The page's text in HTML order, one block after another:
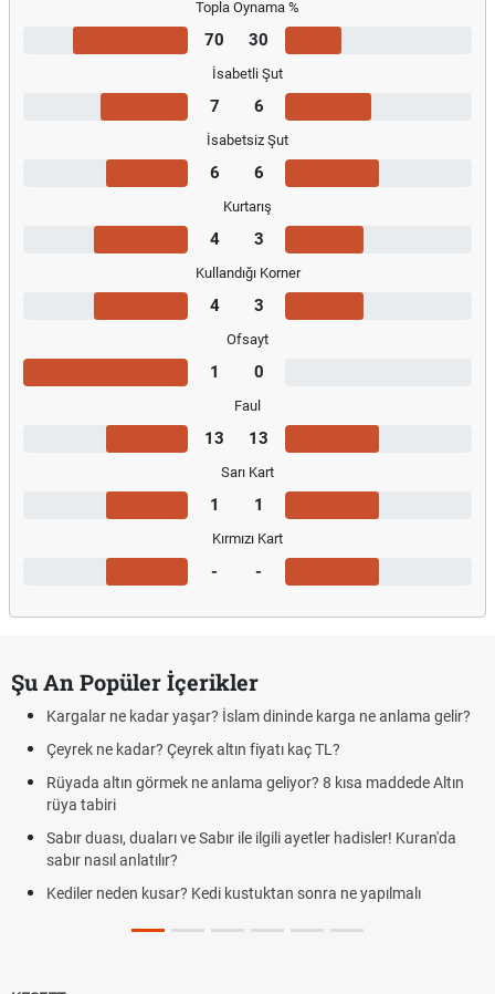
Topla Oynama %
70 30
İsabetli Şut
7 6
İsabetsiz Şut
6 6
Kurtarış
4 3
Kullandığı Korner
4 3
Ofsayt
1 0
Faul
13 13
Sarı Kart
1 1
Kırmızı Kart
- -
Şu An Popüler İçerikler
Kargalar ne kadar yaşar? İslam dininde karga ne anlama gelir?
Çeyrek ne kadar? Çeyrek altın fiyatı kaç TL?
Rüyada altın görmek ne anlama geliyor? 8 kısa maddede Altın
rüya tabiri
Sabır duası, duaları ve Sabır ile ilgili ayetler hadisler! Kuran'da
sabır nasıl anlatılır?
Kediler neden kusar? Kedi kustuktan sonra ne yapılmalı